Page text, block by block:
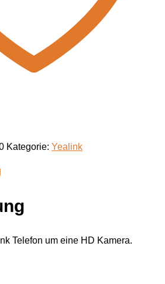
Kategorie: Yealink
Telefon um eine HD Kamera.